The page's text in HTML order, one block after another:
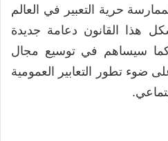
حرية التعبير في العالم
هذا القانون دعامة جديدة
كما سيساهم في توسيع مجال
ضوء تطور التعابير العمومية